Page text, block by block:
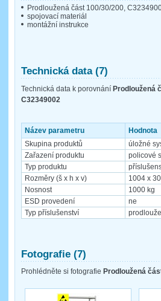
Prodloužená část 100/30/200,
spojovací materiál
montážní instrukce
Technická data (7)
Technická data k porovnání Prodloužená
C32349002
Název parametru
Hodnota
Skupina produktů
úložné
Zařazení produktu
policové
Typ produktu
Rozměry (š x h x v)
1004 x
Nosnost
1000 kg
ESD provedení
ne
Typ příslušenství
Fotografie (7)
Prohlédněte si fotografie Prodloužená